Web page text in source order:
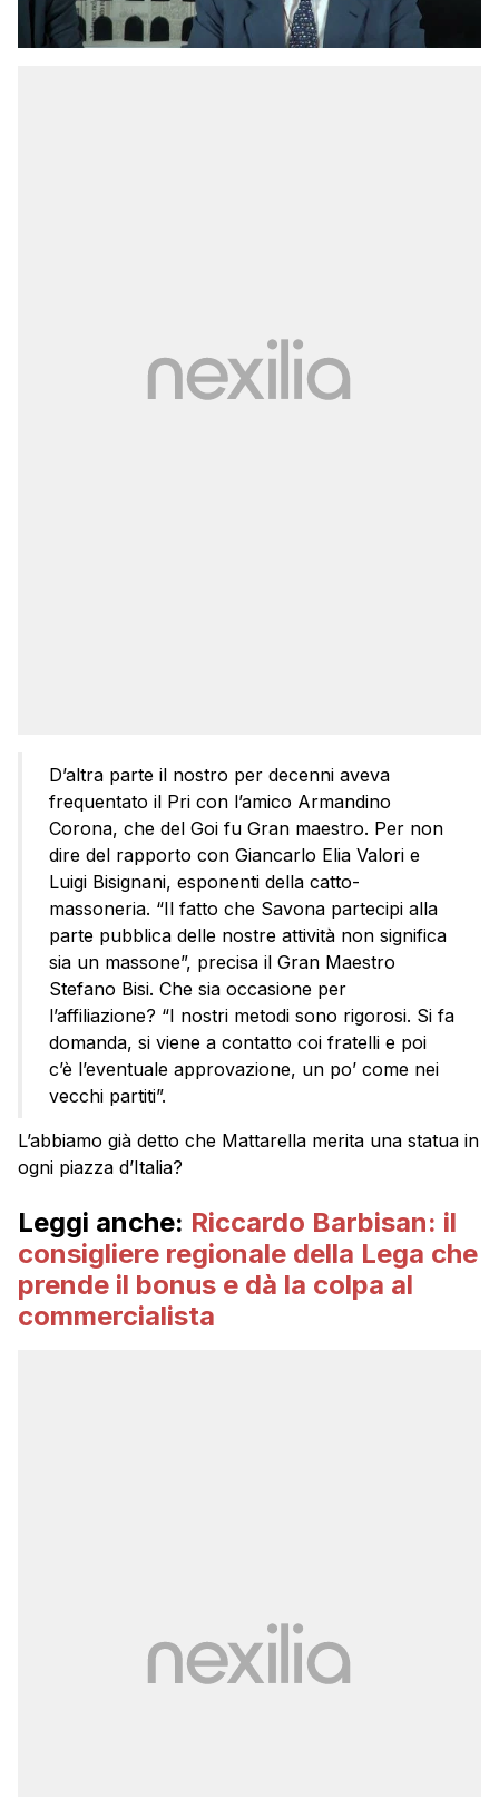
D’altra parte il nostro per decenni aveva
frequentato il Pri con l’amico Armandino
Corona, che del Goi fu Gran maestro. Per non
dire del rapporto con Giancarlo Elia Valori e
Luigi Bisignani, esponenti della catto-
massoneria. “Il fatto che Savona partecipi alla
parte pubblica delle nostre attività non significa
sia un massone”, precisa il Gran Maestro
Stefano Bisi. Che sia occasione per
l’affiliazione? “I nostri metodi sono rigorosi. Si fa
domanda, si viene a contatto coi fratelli e poi
c’è l’eventuale approvazione, un po’ come nei
vecchi partiti”.
L’abbiamo già detto che Mattarella merita una statua in
ogni piazza d’Italia?
Leggi anche: Riccardo Barbisan: il
consigliere regionale della Lega che
prende il bonus e dà la colpa al
commercialista